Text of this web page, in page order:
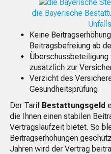
die Bayerische
Keine
Beitragsbefreiung ab
Überschussbeteiligung
zusätzlich zur
Verzicht des
Gesundheitsprüfung.
Der Tarif Bestattungsgeld
die Ihnen einen stabilen
Vertragslaufzeit bietet. So
Beitragserhöhungen
Jahren wird der Vertrag